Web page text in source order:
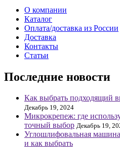
О компании
Каталог
Оплата/доставка из России
Доставка
Контакты
Статьи
Последние новости
Как выбрать подходящий
Декабрь 19, 2024
Микрокрепеж: где
точный выбор Декабрь 19,
Углошлифовальная
и как выбрать